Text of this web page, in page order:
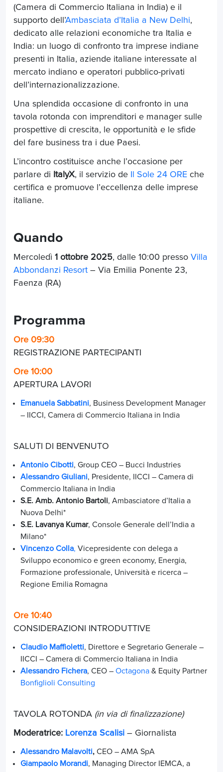
(Camera di Commercio Italiana in India) e il
supporto dell’Ambasciata d’Italia a New Delhi,
dedicato alle relazioni economiche tra Italia e
India: un luogo di confronto tra imprese indiane
presenti in Italia, aziende italiane interessate al
mercato indiano e operatori pubblico-privati
dell’internazionalizzazione.
Una splendida occasione di confronto in una
tavola rotonda con imprenditori e manager sulle
prospettive di crescita, le opportunità e le sfide
del fare business tra i due Paesi.
L’incontro costituisce anche l’occasione per
parlare di ItalyX, il servizio de Il Sole 24 ORE che
certifica e promuove l’eccellenza delle imprese
italiane.
Quando
Mercoledì 1 ottobre 2025, dalle 10:00 presso Villa
Abbondanzi Resort – Via Emilia Ponente 23,
Faenza (RA)
Programma
Ore 09:30
REGISTRAZIONE PARTECIPANTI
Ore 10:00
APERTURA LAVORI
Emanuela Sabbatini, Business Development Manager
– IICCI, Camera di Commercio Italiana in India
SALUTI DI BENVENUTO
Antonio Cibotti, Group CEO – Bucci Industries
Alessandro Giuliani, Presidente, IICCI – Camera di
Commercio Italiana in India
S.E. Amb. Antonio Bartoli, Ambasciatore d’Italia a
Nuova Delhi*
S.E. Lavanya Kumar, Console Generale dell’India a
Milano*
Vincenzo Colla, Vicepresidente con delega a
Sviluppo economico e green economy, Energia,
Formazione professionale, Università e ricerca –
Regione Emilia Romagna
Ore 10:40
CONSIDERAZIONI INTRODUTTIVE
Claudio Maffioletti, Direttore e Segretario Generale –
IICCI – Camera di Commercio Italiana in India
Alessandro Fichera, CEO – Octagona & Equity Partner
Bonfiglioli Consulting
TAVOLA ROTONDA (in via di finalizzazione)
Moderatrice: Lorenza Scalisi – Giornalista
Alessandro Malavolti, CEO – AMA SpA
Giampaolo Morandi, Managing Director IEMCA, a